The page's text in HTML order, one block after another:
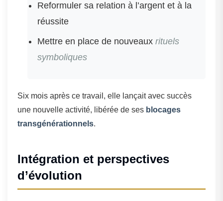
Reformuler sa relation à l’argent et à la
réussite
Mettre en place de nouveaux rituels
symboliques
Six mois après ce travail, elle lançait avec succès
une nouvelle activité, libérée de ses blocages
transgénérationnels.
Intégration et perspectives
d’évolution